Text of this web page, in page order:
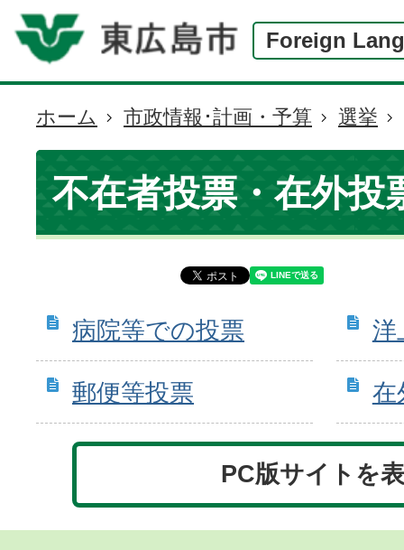
Foreign
現
在
の
位
置
ホーム 市政情報･計画・予算 選挙
不在者投票・在外投
病院等での投票 洋
郵便等投票 在
PC版サイトを